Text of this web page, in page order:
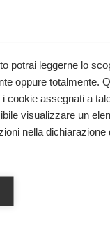
ed extra-
potrai leggerne lo
oppure totalmente.
cookie assegnati a
visualizzare un
nella dichiarazione